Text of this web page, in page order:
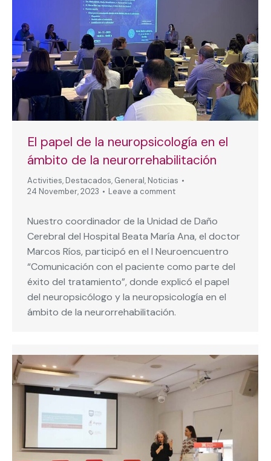
El papel de la neuropsicología en el
ámbito de la neurorrehabilitación
Activities, Destacados, General, Noticias
24 November, 2023
Leave a comment
Nuestro coordinador de la Unidad de Daño
Cerebral del Hospital Beata María Ana, el doctor
Marcos Ríos, participó en el I Neuroencuentro
“Comunicación con el paciente como parte del
éxito del tratamiento”, donde explicó el papel
del neuropsicólogo y la neuropsicología en el
ámbito de la neurorrehabilitación.